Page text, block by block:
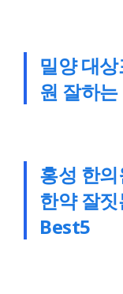
밀양 대
원 잘하
홍성 한
한약 잘
Best5